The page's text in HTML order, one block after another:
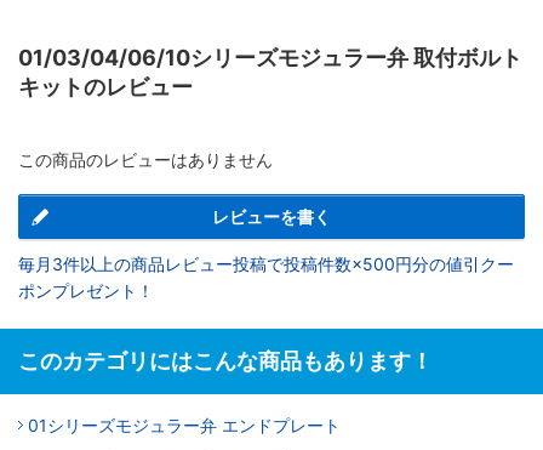
01/03/04/06/10シリーズモジュラー弁 取付ボルト
キットのレビュー
この商品のレビューはありません
レビューを書く
毎月3件以上の商品レビュー投稿で投稿件数×500円分の値引クー
ポンプレゼント！
このカテゴリにはこんな商品もあります！
01シリーズモジュラー弁 エンドプレート